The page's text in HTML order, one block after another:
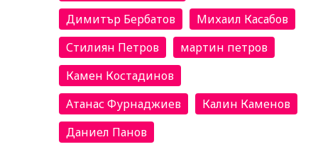
Димитър Бербатов
Михаил Касабов
Стилиян Петров
мартин петров
Камен Костадинов
Атанас Фурнаджиев
Калин Каменов
Даниел Панов